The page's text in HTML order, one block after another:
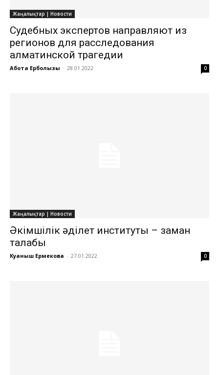
Жаңалықтар | Новости
Судебных экспертов направляют из
регионов для расследования
алматинской трагедии
Ақбота Ерболқызы - 28.01.2022 0
Жаңалықтар | Новости
Әкімшілік әділет институты – заман
талабы
Куаныш Ермекова - 27.01.2022 0